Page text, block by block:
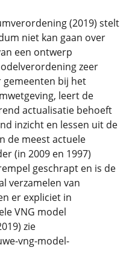
(2019) stelt
niet kan gaan over
een ontwerp
zeer
bij het
leert de
actualisatie behoeft
inzicht en lessen uit de
de meest actuele
(in 2009 en 1997)
geschrapt en is de
verzamelen van
er expliciet in
VNG model
zie
vng-model-